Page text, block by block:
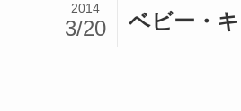
ベビー・
2014
3/20